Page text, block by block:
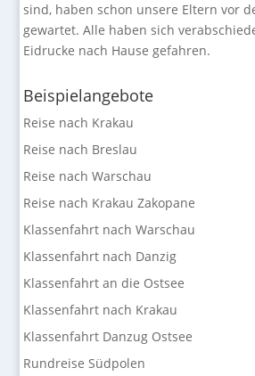
sind, haben schon unsere Eltern vor
gewartet. Alle haben sich
Eidrucke nach Hause gefahren.
Beispielangebote
Reise nach Krakau
Reise nach Breslau
Reise nach Warschau
Reise nach Krakau Zakopane
Klassenfahrt nach Warschau
Klassenfahrt nach Danzig
Klassenfahrt an die Ostsee
Klassenfahrt nach Krakau
Klassenfahrt Danzug Ostsee
Rundreise Südpolen